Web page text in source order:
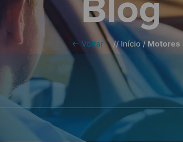
← Voltar // Início/Motores